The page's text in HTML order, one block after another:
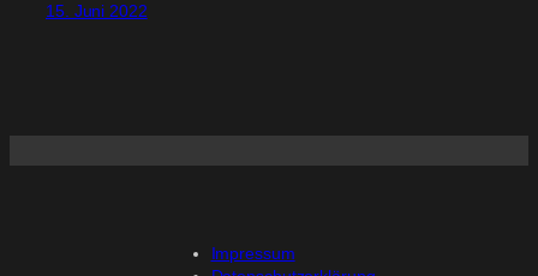
15. Juni 2022
Impressum